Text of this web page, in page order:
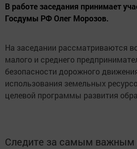
В работе заседания принимает
Госдумы РФ Олег Морозов.
На заседании рассматриваются
малого и среднего
безопасности дорожного
использования земельных
целевой программы развития
Следите за самым важным